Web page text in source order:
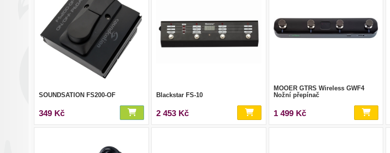
SOUNDSATION FS200-OF
349 Kč
Blackstar FS-10
2 453 Kč
MOOER GTRS Wireless GWF4
Nožní přepínač
1 499 Kč